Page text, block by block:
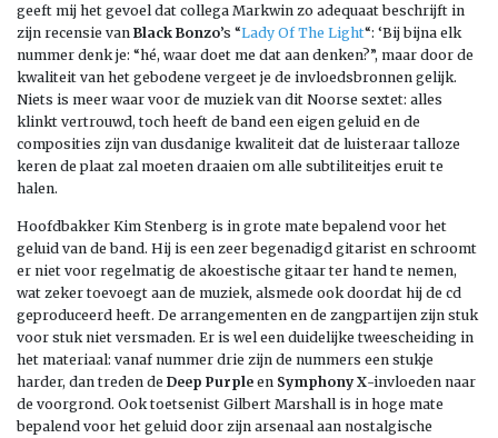
geeft mij het gevoel dat collega Markwin zo adequaat beschrijft in
zijn recensie van Black Bonzo’s “Lady Of The Light“: ‘Bij bijna elk
nummer denk je: “hé, waar doet me dat aan denken?”, maar door de
kwaliteit van het gebodene vergeet je de invloedsbronnen gelijk.
Niets is meer waar voor de muziek van dit Noorse sextet: alles
klinkt vertrouwd, toch heeft de band een eigen geluid en de
composities zijn van dusdanige kwaliteit dat de luisteraar talloze
keren de plaat zal moeten draaien om alle subtiliteitjes eruit te
halen.
Hoofdbakker Kim Stenberg is in grote mate bepalend voor het
geluid van de band. Hij is een zeer begenadigd gitarist en schroomt
er niet voor regelmatig de akoestische gitaar ter hand te nemen,
wat zeker toevoegt aan de muziek, alsmede ook doordat hij de cd
geproduceerd heeft. De arrangementen en de zangpartijen zijn stuk
voor stuk niet versmaden. Er is wel een duidelijke tweescheiding in
het materiaal: vanaf nummer drie zijn de nummers een stukje
harder, dan treden de Deep Purple en Symphony X-invloeden naar
de voorgrond. Ook toetsenist Gilbert Marshall is in hoge mate
bepalend voor het geluid door zijn arsenaal aan nostalgische